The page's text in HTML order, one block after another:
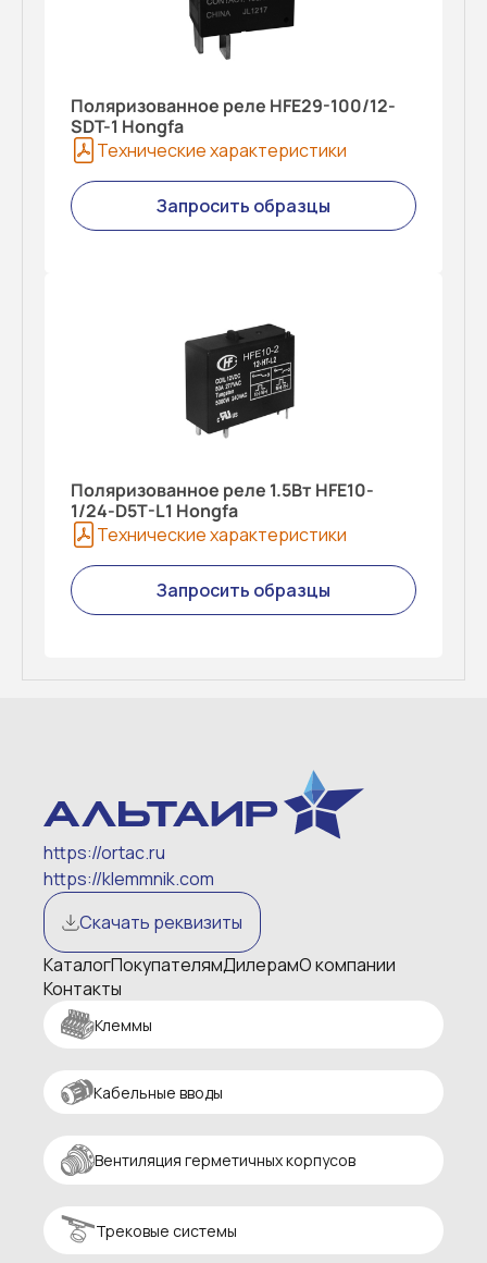
Поляризованное реле HFE29-100/12-
SDT-1 Hongfa
Технические характеристики
Запросить образцы
Поляризованное реле 1.5Вт HFE10-
1/24-D5T-L1 Hongfa
Технические характеристики
Запросить образцы
https://ortac.ru
https://klemmnik.com
Скачать реквизиты
КаталогПокупателямДилерамО компании
Контакты
Клеммы
Кабельные вводы
Вентиляция герметичных корпусов
Трековые системы